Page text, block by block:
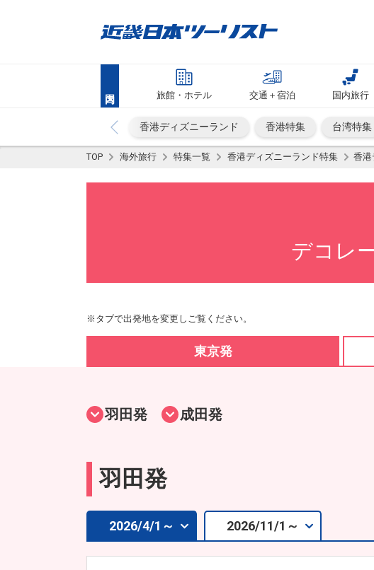
旅館・ホテル 交通＋宿泊 国内旅行
香港ディズニーランド 香港特集 台湾特集
TOP 海外旅行 特集一覧 香港ディズニーランド特集 香港
デコレ
※タブで出発地を変更しご覧ください。
東京発
羽田発 成田発
羽田発
2026/4/1～ 2026/11/1～